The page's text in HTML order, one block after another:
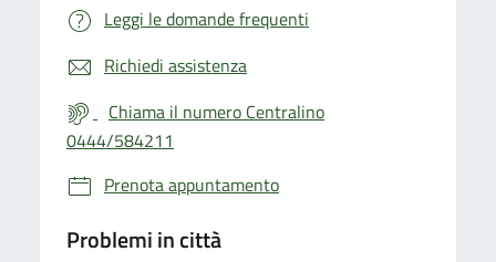
Leggi le domande frequenti
Richiedi assistenza
Chiama il numero Centralino
0444/584211
Prenota appuntamento
Problemi in città